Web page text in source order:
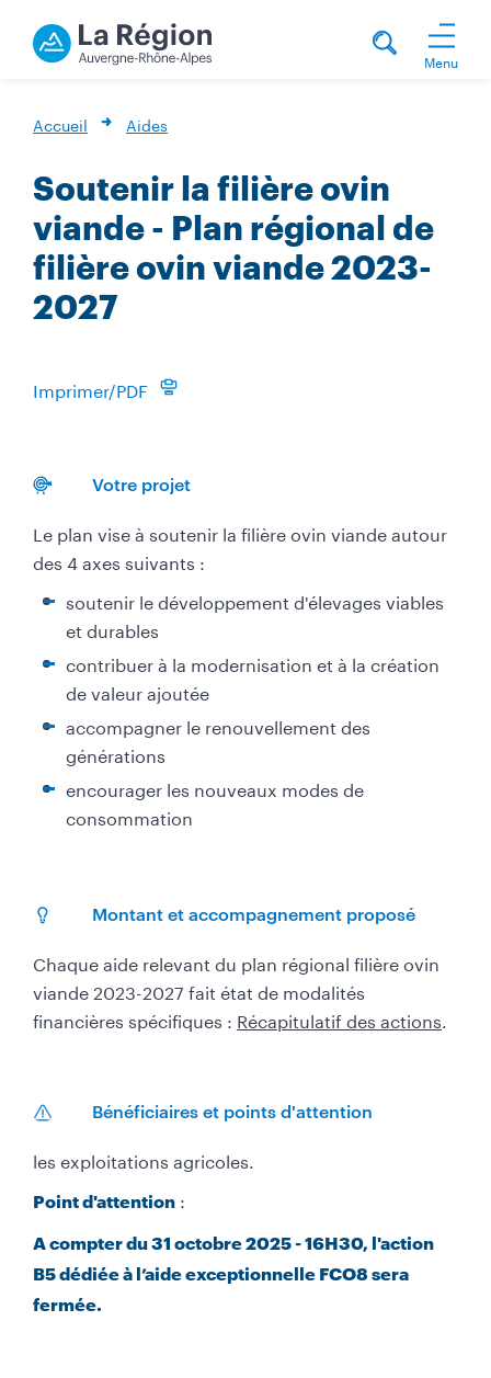
Menu
Accueil Aides
Soutenir la filière ovin
viande - Plan régional de
filière ovin viande 2023-
2027
Imprimer/PDF
Votre projet
Le plan vise à soutenir la filière ovin viande autour
des 4 axes suivants :
soutenir le développement d'élevages viables
et durables
contribuer à la modernisation et à la création
de valeur ajoutée
accompagner le renouvellement des
générations
encourager les nouveaux modes de
consommation
Montant et accompagnement proposé
Chaque aide relevant du plan régional filière ovin
viande 2023-2027 fait état de modalités
financières spécifiques : Récapitulatif des actions
Bénéficiaires et points d'attention
les exploitations agricoles.
Point d'attention :
A compter du 31 octobre 2025 - 16H30, l'action
B5 dédiée à l’aide exceptionnelle FCO8 sera
fermée.